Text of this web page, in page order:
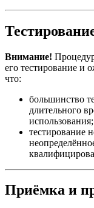
Внимание!
его тестирование и
что:
большинство
длительного
использования;
тестирование
Приёмка и